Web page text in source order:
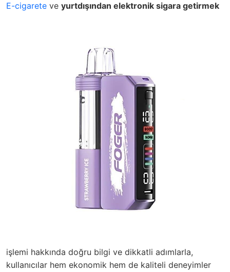
E-cigarete ve yurtdışından elektronik sigara getirmek
işlemi hakkında doğru bilgi ve dikkatli adımlarla,
kullanıcılar hem ekonomik hem de kaliteli deneyimler